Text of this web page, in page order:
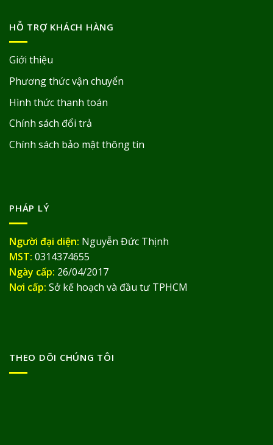
HỖ TRỢ KHÁCH HÀNG
Giới thiệu
Phương thức vận chuyển
Hình thức thanh toán
Chính sách đổi trả
Chính sách bảo mật thông tin
PHÁP LÝ
Người đại diện: Nguyễn Đức Thịnh
MST: 0314374655
Ngày cấp: 26/04/2017
Nơi cấp: Sở kế hoạch và đầu tư TPHCM
THEO DÕI CHÚNG TÔI